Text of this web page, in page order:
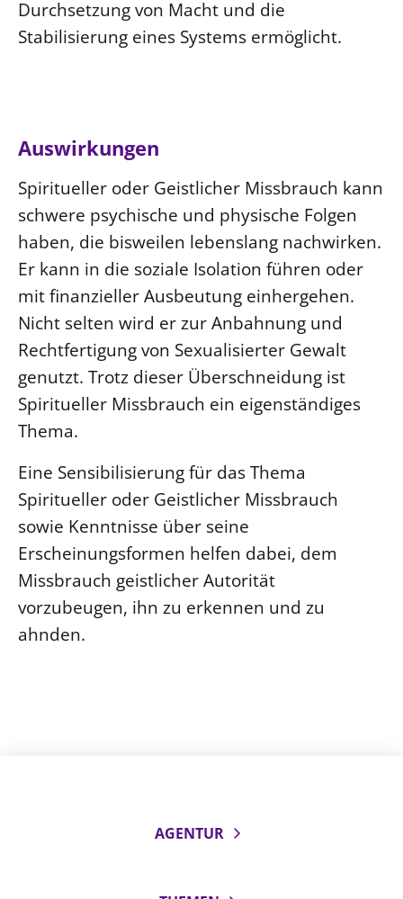
Durchsetzung von Macht und die
Stabilisierung eines Systems ermöglicht.
Auswirkungen
Spiritueller oder Geistlicher Missbrauch kann
schwere psychische und physische Folgen
haben, die bisweilen lebenslang nachwirken.
Er kann in die soziale Isolation führen oder
mit finanzieller Ausbeutung einhergehen.
Nicht selten wird er zur Anbahnung und
Rechtfertigung von Sexualisierter Gewalt
genutzt. Trotz dieser Überschneidung ist
Spiritueller Missbrauch ein eigenständiges
Thema.
Eine Sensibilisierung für das Thema
Spiritueller oder Geistlicher Missbrauch
sowie Kenntnisse über seine
Erscheinungsformen helfen dabei, dem
Missbrauch geistlicher Autorität
vorzubeugen, ihn zu erkennen und zu
ahnden.
AGENTUR